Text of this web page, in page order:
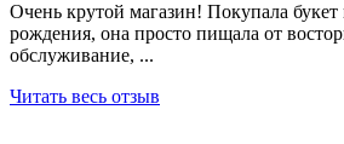
Очень крутой магазин! Покупала букет
рождения, она просто пищала от
обслуживание, ...
Читать весь отзыв